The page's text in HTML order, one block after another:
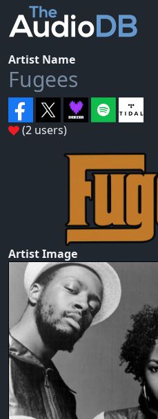
Artist Name
Fugees
(2 users)
Artist Image